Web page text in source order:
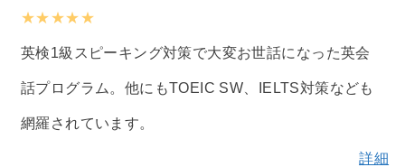
★★★★★
英検1級スピーキング対策で大変お世話になった英会
話プログラム。他にもTOEIC SW、IELTS対策なども
網羅されています。
詳細